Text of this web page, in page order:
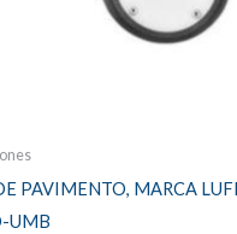
PAVIMENTO, MARCA
UMB